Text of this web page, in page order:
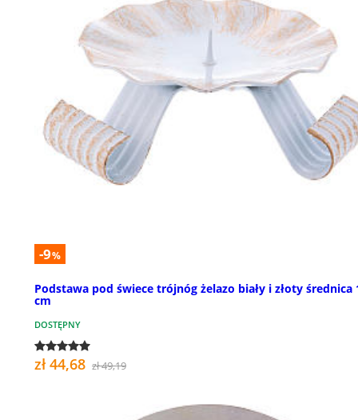
-9%
Podstawa pod świece trójnóg żelazo biały i złoty średnica
cm
DOSTĘPNY
zł 44,68 zł 49,19